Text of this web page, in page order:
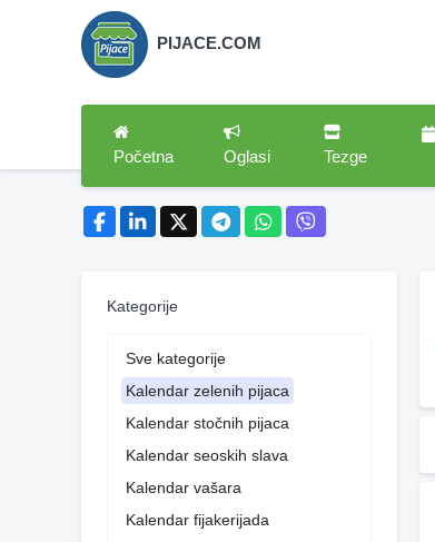
PIJACE.COM
Početna Oglasi Tezge
Kategorije
Sve kategorije
Kalendar zelenih pijaca
Kalendar stočnih pijaca
Kalendar seoskih slava
Kalendar vašara
Kalendar fijakerijada